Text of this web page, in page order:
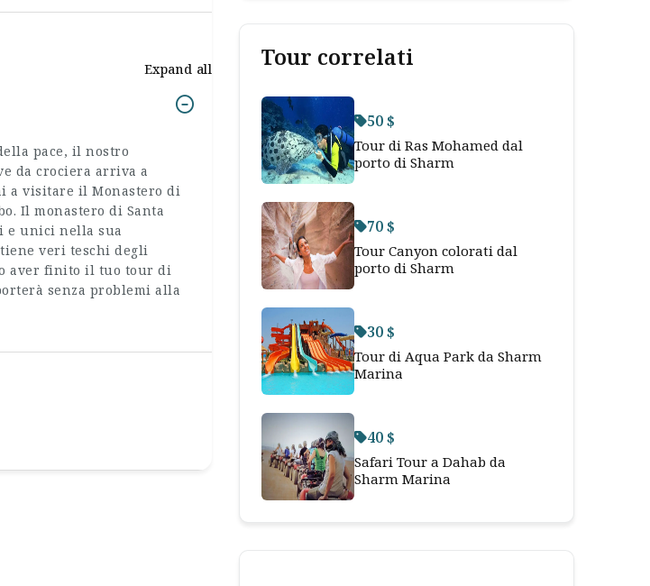
Expand all
pace, il nostro
da crociera arriva a
a visitare il Monastero di
Il monastero di Santa
e unici nella sua
veri teschi degli
aver finito il tuo tour di
senza problemi alla
Tour correlati
50 $
Tour di Ras Mohamed dal
porto di Sharm
70 $
Tour Canyon colorati dal
porto di Sharm
30 $
Tour di Aqua Park da Sharm
Marina
40 $
Safari Tour a Dahab da
Sharm Marina